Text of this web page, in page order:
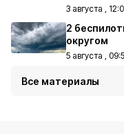
3 августа ,
2
округом
5 августа ,
Все материалы